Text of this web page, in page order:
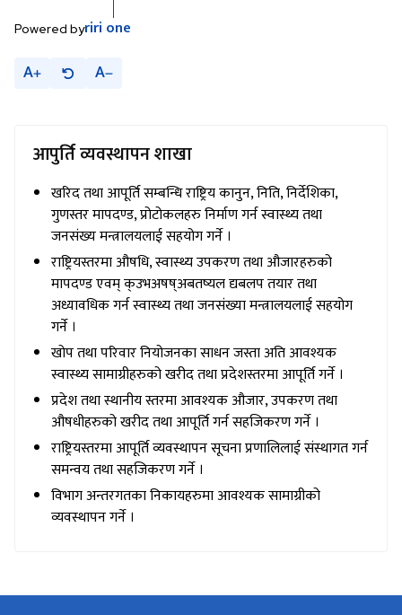
Powered byriri one
A A
आपुर्ति व्यवस्थापन शाखा
खरिद तथा आपूर्ति सम्बन्धि राष्ट्रिय कानुन, निति, निर्देशिका,
गुणस्तर मापदण्ड, प्रोटोकलहरु निर्माण गर्न स्वास्थ्य तथा
जनसंख्य मन्त्रालयलाई सहयोग गर्ने ।
राष्ट्रियस्तरमा औषधि, स्वास्थ्य उपकरण तथा औजारहरुको
मापदण्ड एवम् क्उभअषष्अबतष्यल द्यबलप तयार तथा
अध्यावधिक गर्न स्वास्थ्य तथा जनसंख्या मन्त्रालयलाई सहयोग
गर्ने ।
खोप तथा परिवार नियोजनका साधन जस्ता अति आवश्यक
स्वास्थ्य सामाग्रीहरुको खरीद तथा प्रदेशस्तरमा आपूर्ति गर्ने ।
प्रदेश तथा स्थानीय स्तरमा आवश्यक औजार, उपकरण तथा
औषधीहरुको खरीद तथा आपूर्ति गर्न सहजिकरण गर्ने ।
राष्ट्रियस्तरमा आपूर्ति व्यवस्थापन सूचना प्रणालिलाई संस्थागत गर्न
समन्वय तथा सहजिकरण गर्ने ।
विभाग अन्तरगतका निकायहरुमा आवश्यक सामाग्रीको
व्यवस्थापन गर्ने ।